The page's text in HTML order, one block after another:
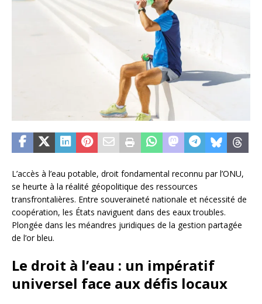
L’accès à l’eau potable, droit fondamental reconnu par l’ONU,
se heurte à la réalité géopolitique des ressources
transfrontalières. Entre souveraineté nationale et nécessité de
coopération, les États naviguent dans des eaux troubles.
Plongée dans les méandres juridiques de la gestion partagée
de l’or bleu.
Le droit à l’eau : un impératif
universel face aux défis locaux